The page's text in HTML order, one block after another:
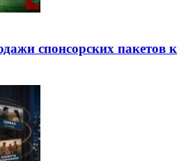
спонсорских пакетов к